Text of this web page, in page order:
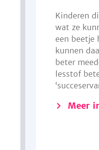
Kinderen
wat ze
een beetje
kunnen
beter
lesstof
Meer